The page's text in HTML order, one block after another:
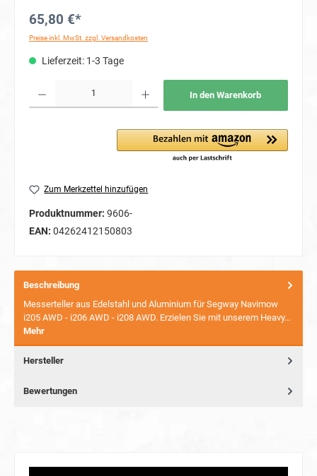
65,80 €*
Preise inkl. MwSt. zzgl. Versandkosten
Lieferzeit: 1-3 Tage
In den Warenkorb
Zum Merkzettel hinzufügen
Produktnummer: 9606-
EAN: 04262412150803
Beschreibung
Messerteller aus Edelstahl und Aluminium für Segway Navimow
i205 AWD - i206 AWD - i208 AWD. Erzielen Sie mit unserem Heavy…
Mehr
Hersteller
Bewertungen